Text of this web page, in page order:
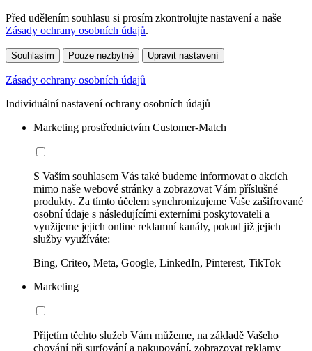
Před udělením souhlasu si prosím zkontrolujte nastavení a naše
Zásady ochrany osobních údajů.
Souhlasím Pouze nezbytné Upravit nastavení
Zásady ochrany osobních údajů
Individuální nastavení ochrany osobních údajů
Marketing prostřednictvím Customer-Match
S Vaším souhlasem Vás také budeme informovat o akcích
mimo naše webové stránky a zobrazovat Vám příslušné
produkty. Za tímto účelem synchronizujeme Vaše zašifrované
osobní údaje s následujícími externími poskytovateli a
využijeme jejich online reklamní kanály, pokud již jejich
služby využíváte:
Bing, Criteo, Meta, Google, LinkedIn, Pinterest, TikTok
Marketing
Přijetím těchto služeb Vám můžeme, na základě Vašeho
chování při surfování a nakupování, zobrazovat reklamy